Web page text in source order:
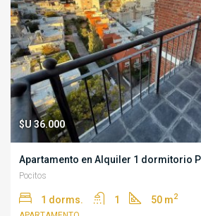
$U 36.000
Apartamento en Alquiler 1 dormitorio
Pocitos
1 dorms. 1 50 m2